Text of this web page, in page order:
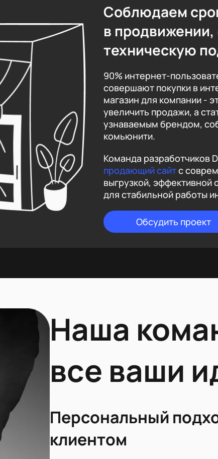
Соблюдаем
в
техническую
90% интернет-
совершают покупки в
магазин для компании -
увеличить продажи, а
узнаваемым брендом,
комьюнити.
Команда разработчиков
продающий сайтс
выгрузкой,
для стабильной работы
Обсудить проект
Наша
все ваши
Персональный
клиентом